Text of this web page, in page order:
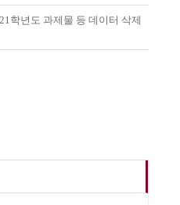
학년도 과제물 등 데이터 삭제